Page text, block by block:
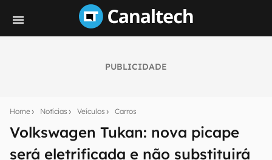
PUBLICIDADE
Home Notícias Veículos Carros
Volkswagen Tukan: nova picape
será eletrificada e não substituirá
notícias e reviews sobre tecnologia em primeira
mão.
E-mail